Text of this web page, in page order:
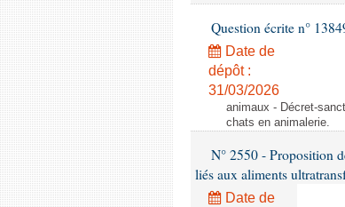
Question écrite n°
Date de
dépôt :
31/03/2026
animaux - Décret-
chats en animalerie.
N° 2550 - Proposition
liés aux aliments
Date de